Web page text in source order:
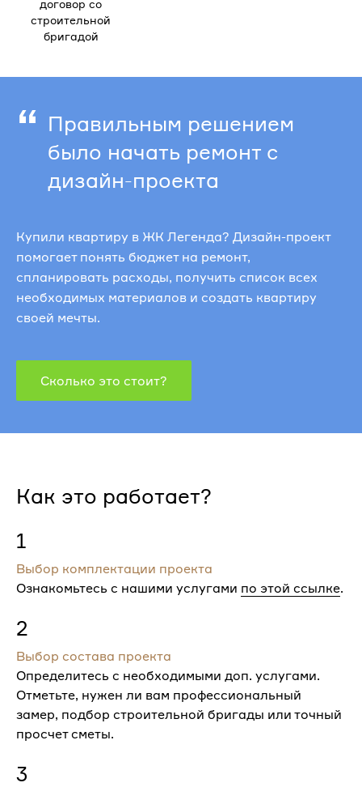
договор со
строительной
бригадой
“ Правильным решением
было начать ремонт с
дизайн-проекта
Купили квартиру в ЖК Легенда? Дизайн-проект
помогает понять бюджет на ремонт,
спланировать расходы, получить список всех
необходимых материалов и создать квартиру
своей мечты.
Сколько это стоит?
Как это работает?
1
Выбор комплектации проекта
Ознакомьтесь с нашими услугами по этой ссылке.
2
Выбор состава проекта
Определитесь с необходимыми доп. услугами.
Отметьте, нужен ли вам профессиональный
замер, подбор строительной бригады или точный
просчет сметы.
3